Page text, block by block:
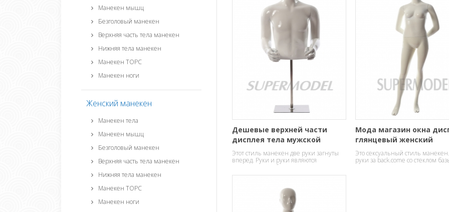
Манекен мышц
Безголовый манекен
Верхняя часть тела манекен
Нижняя тела манекен
Манекен ТОРС
Манекен ноги
Женский манекен
Манекен тела
Манекен мышц
Безголовый манекен
Верхняя часть тела манекен
Нижняя тела манекен
Манекен ТОРС
Манекен ноги
Дешевые верхней части
дисплея тела мужской
манекен для продажи
Этот стиль манекен две руки загнуты
вперед. Руки и руки являются
съемными, чтобы сделать изменения
одежду легко и быстро.
Мода магазин окна
глянцевый женский
манекены
Это сексуальный стиль
руки за back.come со стеклом